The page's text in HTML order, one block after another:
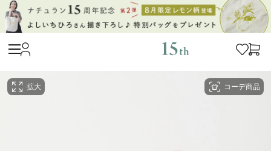
コーデ商品
拡大